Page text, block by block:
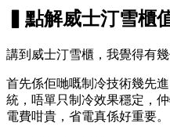
▍點解威士汀雪櫃
講到威士汀雪櫃，我覺得有
首先係佢哋嘅制冷技術幾先
統，唔單只制冷效果穩定，
電費咁貴，省電真係好重要。